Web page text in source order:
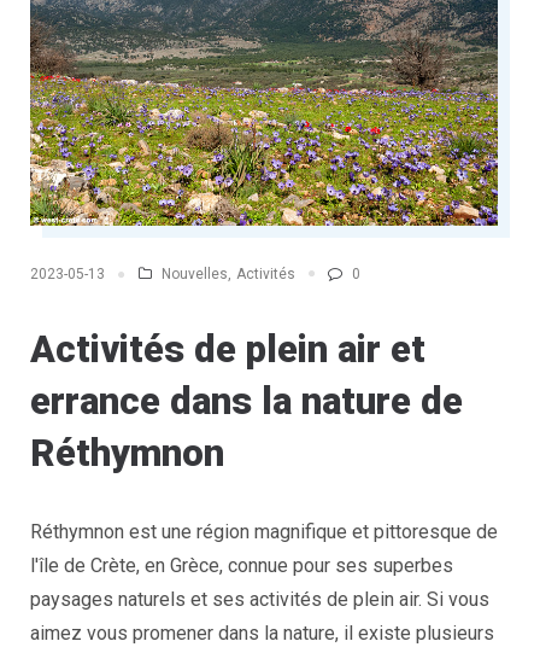
2023-05-13 Nouvelles Activités 0
Activités de plein air et
errance dans la nature de
Réthymnon
Réthymnon est une région magnifique et pittoresque de
l'île de Crète, en Grèce, connue pour ses superbes
paysages naturels et ses activités de plein air. Si vous
aimez vous promener dans la nature, il existe plusieurs